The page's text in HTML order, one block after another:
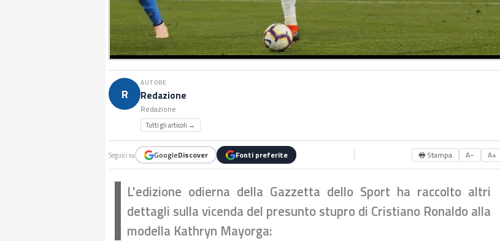
R
AUTORE
Redazione
Redazione
Tutti gli articoli →
Seguici su GoogleDiscover Fonti preferite 🖶 Stampa A− A+
L'edizione odierna della Gazzetta dello Sport ha raccolto altri
dettagli sulla vicenda del presunto stupro di Cristiano Ronaldo alla
modella Kathryn Mayorga: